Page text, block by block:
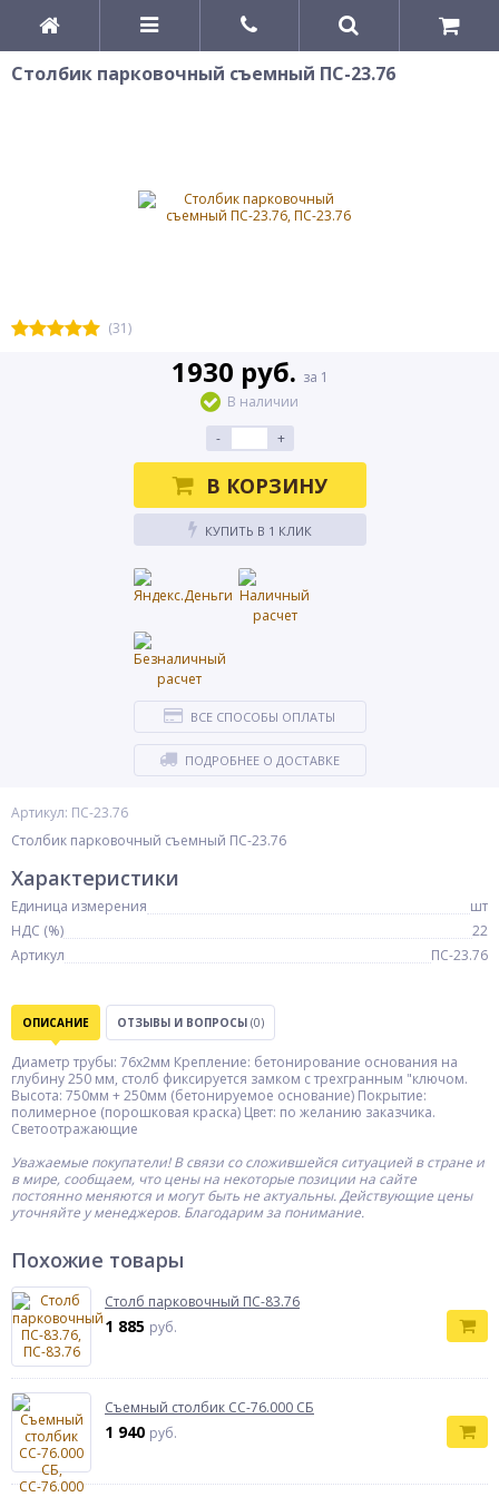
Столбик парковочный съемный ПС-23.76
(31)
Артикул: ПС-23.76
Столбик парковочный съемный ПС-23.76
1930 руб. за 1
В наличии
-
+
В КОРЗИНУ
КУПИТЬ В 1 КЛИК
ВСЕ СПОСОБЫ ОПЛАТЫ
ПОДРОБНЕЕ О ДОСТАВКЕ
Характеристики
Единица измерения
шт
НДС (%)
22
Артикул
ПС-23.76
ОПИСАНИЕ ОТЗЫВЫ И ВОПРОСЫ (0)
Диаметр трубы: 76х2мм Крепление: бетонирование основания на
глубину 250 мм, столб фиксируется замком с трехгранным "ключом.
Высота: 750мм + 250мм (бетонируемое основание) Покрытие:
полимерное (порошковая краска) Цвет: по желанию заказчика.
Светоотражающие
Уважаемые покупатели! В связи со сложившейся ситуацией в стране и
в мире, сообщаем, что цены на некоторые позиции на сайте
постоянно меняются и могут быть не актуальны. Действующие цены
уточняйте у менеджеров. Благодарим за понимание.
Похожие товары
Столб парковочный ПС-83.76
1 885 руб.
Съемный столбик СС-76.000 СБ
1 940 руб.